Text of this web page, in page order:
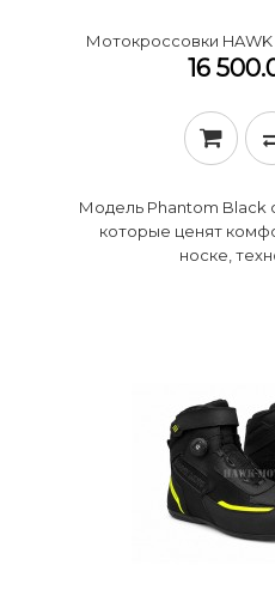
​Мотокроссовки
16
​Модель Phantom Black
которые ценят
носке,